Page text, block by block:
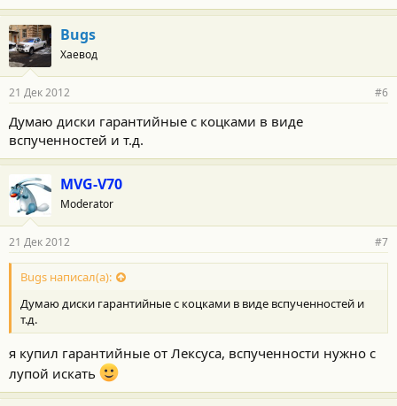
Bugs
Хаевод
21 Дек 2012 #6
Думаю диски гарантийные с коцками в виде
вспученностей и т.д.
MVG-V70
Moderator
21 Дек 2012 #7
Bugs написал(а):
Думаю диски гарантийные с коцками в виде вспученностей и
т.д.
я купил гарантийные от Лексуса, вспученности нужно с
лупой искать